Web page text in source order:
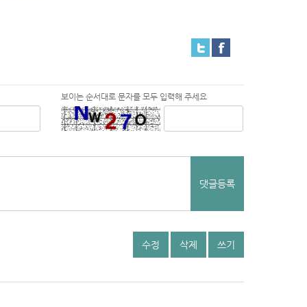
보이는 순서대로 문자를 모두 입력해 주세요
댓글등록
수정 삭제 쓰기